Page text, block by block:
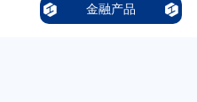
金融产品